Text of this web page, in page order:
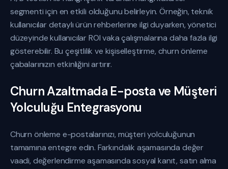
segmenti için en etkili olduğunu belirleyin. Örneğin, teknik
kullanıcılar detaylı ürün rehberlerine ilgi duyarken, yönetici
düzeyinde kullanıcılar ROI vaka çalışmalarına daha fazla ilgi
gösterebilir. Bu çeşitlilik ve kişiselleştirme, churn önleme
çabalarınızın etkinliğini artırır.
Churn Azaltmada E-posta ve Müşteri
Yolculuğu Entegrasyonu
Churn önleme e-postalarınızı, müşteri yolculuğunun
tamamına entegre edin. Farkındalık aşamasında değer
vaadi, değerlendirme aşamasında sosyal kanıt, satın alma